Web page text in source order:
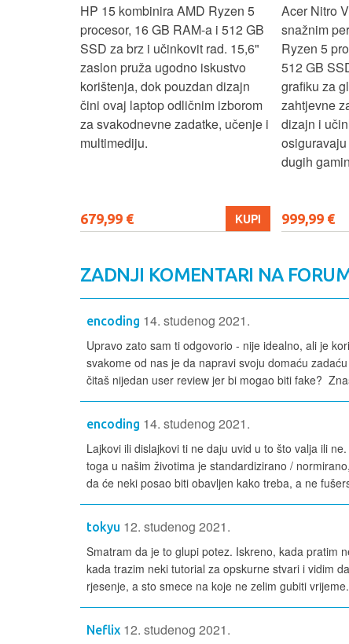
HP 15 kombinira AMD Ryzen 5
procesor, 16 GB RAM-a i 512 GB
SSD za brz i učinkovit rad. 15,6"
zaslon pruža ugodno iskustvo
korištenja, dok pouzdan dizajn
čini ovaj laptop odličnim izborom
za svakodnevne zadatke, učenje i
multimediju.
679,99 € KUPI
Acer Nitro
snažnim
Ryzen 5
512 GB
grafiku za
zahtjevne
dizajn i
dugih
999,99 €
ZADNJI KOMENTARI NA
encoding 14. studenog 2021.
Upravo zato sam ti odgovorio - nije idealno, ali je
svakome od nas je da napravi svoju domaću
čitaš nijedan user review jer bi mogao biti fake?
encoding 14. studenog 2021.
Lajkovi ili dislajkovi ti ne daju uvid u to što valja ili
toga u našim životima je standardizirano /
da će neki posao biti obavljen kako treba, a ne
tokyu 12. studenog 2021.
Smatram da je to glupi potez. Iskreno, kada pratim
kada trazim neki tutorial za opskurne stvari i vidim
rjesenje, a sto smece na koje ne zelim gubiti
Neflix 12. studenog 2021.